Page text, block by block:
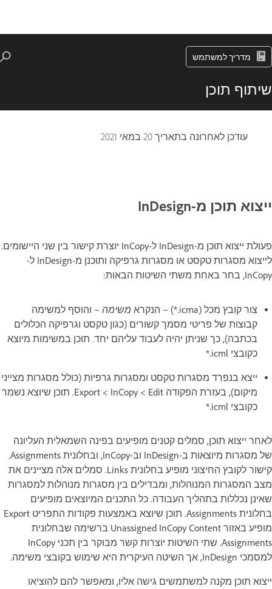
מדריך למשתמש
שיתוף תוכן
עודכן לאחרונה בתאריך 20 במאי 2021
ייצוא תוכן מ-InDesign
פעולת ייצוא תוכן מ-InDesign ל-InCopy יוצרת קישור בין שני היישומים.
לייצוא מסגרות טקסט או מסגרות גרפיקה ותוכנן מ-InDesign ל-
InCopy, בחר באחת משתי השיטות הבאות:
צור קובץ מכל (‎*.icma) – הנקרא משימה – והוסף למשימה
קבוצות של פריטי מסמך קשורים (כגון טקסט וגרפיקה הכלולים
בכתבה), כך שניתן יהיה לעבוד עליהם יחד. תוכן במשימות מיוצא
כקובצי ‎*.icml
ייצא בנפרד מסגרות טקסט ומסגרות גרפיות (כולל מסגרות מצייני
מיקום), בעזרת הפקודה Edit‏ ‏> InCopy‏ ‏> Export. תוכן שיוצא נשמר
כקובצי ‎*.icml
לאחר ייצוא תוכן, סמלים קטנים מופיעים בפינה השמאלית העליונה
של מסגרות מיוצאות ב-InDesign וב-InCopy, ובחלונית Assignments.
קישור לקובץ החיצוני מופיע בחלונית Links. סמלים אלה מציינים את
מצב המסגרות המנוהלות, ומבדילים בין מסגרות מנוהלות למסגרות
שאינן נכללות בתהליך העבודה. כל התכנים המיוצאים מופיעים
בחלונית Assignments. תוכן שיוצא באמצעות פקודות התפריט Export
מופיע באזור Unassigned InCopy Content ברשימה שבחלונית
Assignments. שתי השיטות יוצרות קשר מבוקר בין תכני InCopy
למסמכי InDesign, אך השיטה העיקרית היא שימוש בקובצי משימה.
ייצוא תוכן מקנה למשתמשים גישה אליו, ומאפשר להם להוציאו